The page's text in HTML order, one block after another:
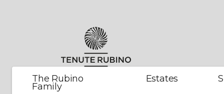
The Rubino
Family
Estates
Padula di Geremia Estate
Oltremé Rosato